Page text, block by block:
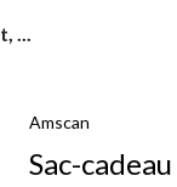
...
Amscan
Sac-